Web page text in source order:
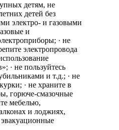
детям, не
детей без
электро- и газовыми
и
· не
электропровода
· не пользуйтесь
и т.д.; · не
· не храните в
горюче-смазочные
мебелью,
и лоджиях,